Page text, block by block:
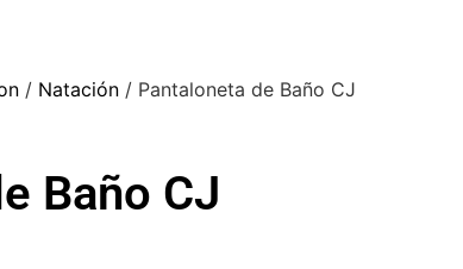
/ Natación / Pantaloneta de Baño CJ
Baño CJ